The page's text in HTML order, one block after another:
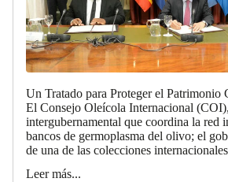
Un Tratado para Proteger el Patrimonio
El Consejo Oleícola Internacional
intergubernamental que coordina la red
bancos de germoplasma del olivo; el
de una de las colecciones
Leer más...